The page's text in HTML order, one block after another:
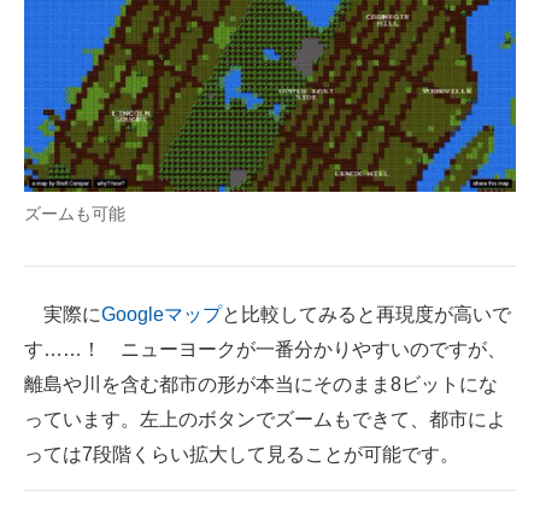
ズームも可能
実際にGoogleマップと比較してみると再現度が高いで
す……！ ニューヨークが一番分かりやすいのですが、
離島や川を含む都市の形が本当にそのまま8ビットにな
っています。左上のボタンでズームもできて、都市によ
っては7段階くらい拡大して見ることが可能です。